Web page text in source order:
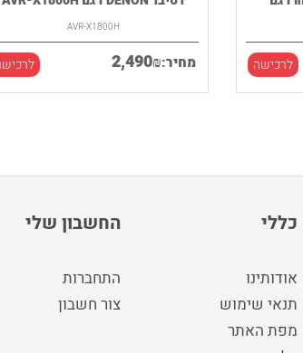
AVR-X1800H
מחיר: 2,490₪ לרכישה
החשבון שלי
התחברות
צור חשבון
כללי
אודותינו
תנאי שימוש
מפת האתר